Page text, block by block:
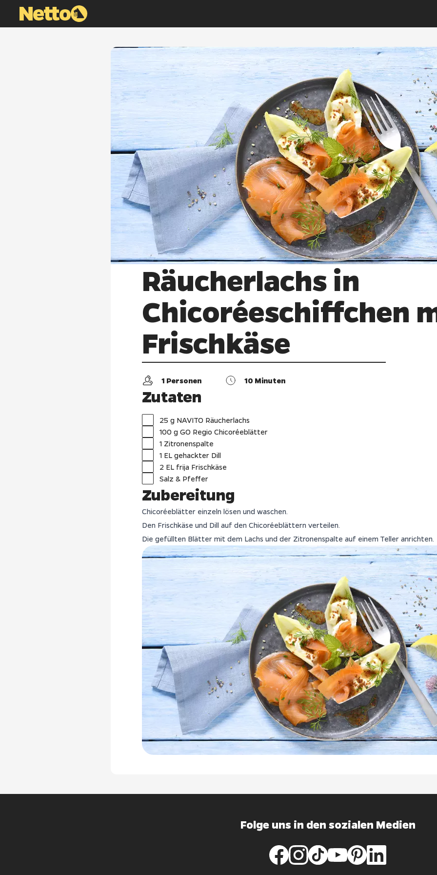
Räucherlachs in
Chicoréeschiffchen
Frischkäse
1 Personen 10 Minuten
Zutaten
25 g NAVITO Räucherlachs
100 g GO Regio Chicoréeblätter
1 Zitronenspalte
1 EL gehackter Dill
2 EL frija Frischkäse
Salz & Pfeffer
Zubereitung
Chicoréeblätter einzeln lösen und waschen.
Den Frischkäse und Dill auf den Chicoréeblättern verteilen.
Die gefüllten Blätter mit dem Lachs und der Zitronenspalte auf einem Teller anrichten.
Folge uns in den sozialen Medien